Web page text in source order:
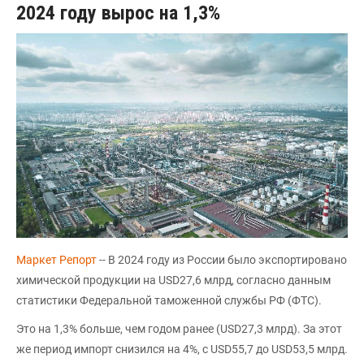
2024 году вырос на 1,3%
Маркет Репорт-- В 2024 году из России было экспортировано
химической продукции на USD27,6 млрд, согласно данным
статистики Федеральной таможенной службы РФ (ФТС).
Это на 1,3% больше, чем годом ранее (USD27,3 млрд). За этот
же период импорт снизился на 4%, с USD55,7 до USD53,5 млрд.